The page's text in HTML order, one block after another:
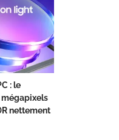
: le
nettement